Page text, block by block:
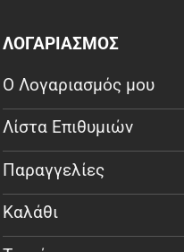
ΛΟΓΑΡΙΑΣΜΟΣ
Ο Λογαριασμός μου
Λίστα Επιθυμιών
Παραγγελίες
Καλάθι